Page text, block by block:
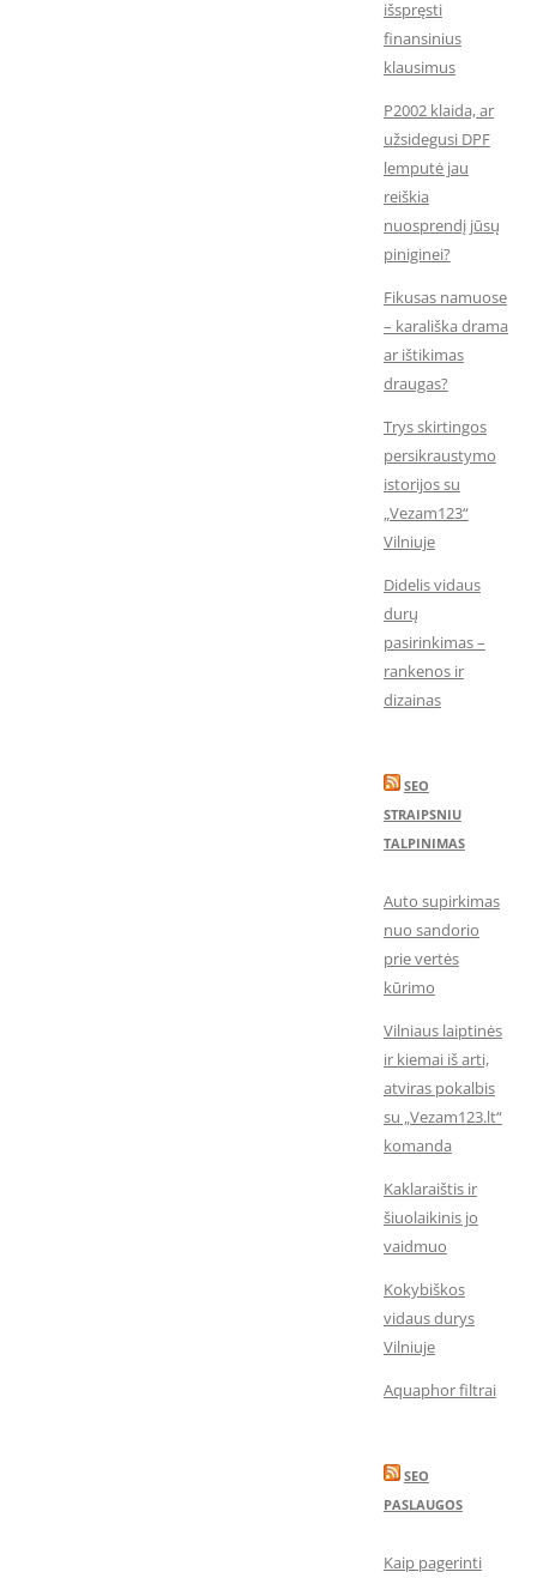
išspręsti
finansinius
klausimus
P2002 klaida, ar
užsidegusi DPF
lemputė jau
reiškia
nuosprendį jūsų
piniginei?
Fikusas namuose
– karališka drama
ar ištikimas
draugas?
Trys skirtingos
persikraustymo
istorijos su
„Vezam123“
Vilniuje
Didelis vidaus
durų
pasirinkimas –
rankenos ir
dizainas
SEO
STRAIPSNIU
TALPINIMAS
Auto supirkimas
nuo sandorio
prie vertės
kūrimo
Vilniaus laiptinės
ir kiemai iš arti,
atviras pokalbis
su „Vezam123.lt“
komanda
Kaklaraištis ir
šiuolaikinis jo
vaidmuo
Kokybiškos
vidaus durys
Vilniuje
Aquaphor filtrai
SEO
PASLAUGOS
Kaip pagerinti